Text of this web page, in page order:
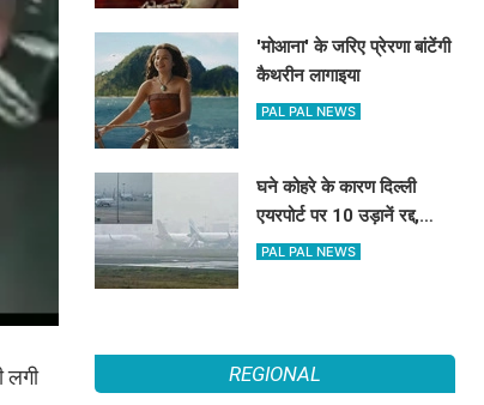
लगी
'मोआना' के जरिए प्रेरणा बांटेंगी
कैथरीन लागाइया
PAL PAL NEWS
घने कोहरे के कारण दिल्ली
एयरपोर्ट पर 10 उड़ानें रद्द,
270 से अधिक में देरी
PAL PAL NEWS
REGIONAL